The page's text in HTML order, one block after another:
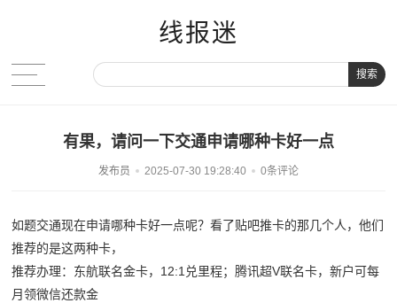
线报迷
搜索
有果，请问一下交通申请哪种卡好一点
发布员 2025-07-30 19:28:40 0条评论
如题交通现在申请哪种卡好一点呢？看了贴吧推卡的那几个人，他们
推荐的是这两种卡，
推荐办理：东航联名金卡，12:1兑里程；腾讯超V联名卡，新户可每
月领微信还款金